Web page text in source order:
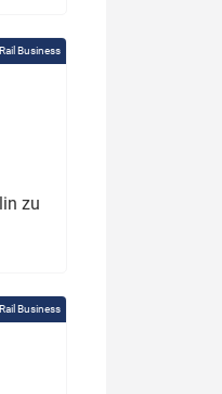
Rail Business
zu
Rail Business